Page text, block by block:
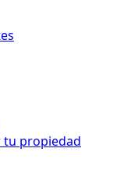
tu propiedad